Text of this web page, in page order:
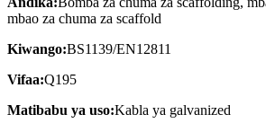
mbao za chuma za scaffold
Kiwango:BS1139/EN12811
Vifaa:Q195
Matibabu ya uso:Kabla ya galvanized